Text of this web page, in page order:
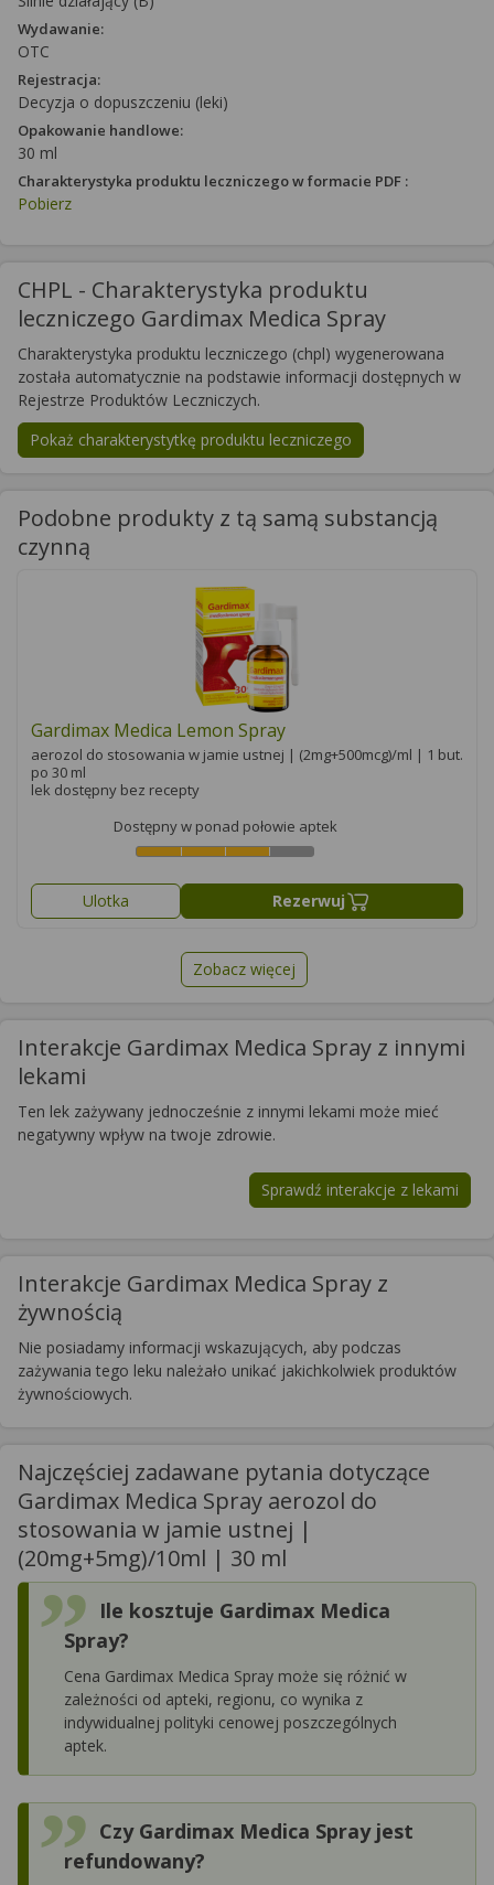
Wydawanie:
OTC
Rejestracja:
Decyzja o dopuszczeniu (leki)
Opakowanie handlowe:
30 ml
Charakterystyka produktu leczniczego w formacie PDF :
Pobierz
CHPL - Charakterystyka produktu
leczniczego Gardimax Medica Spray
Charakterystyka produktu leczniczego (chpl) wygenerowana
została automatycznie na podstawie informacji dostępnych w
Rejestrze Produktów Leczniczych.
Pokaż charakterystytkę produktu leczniczego
Podobne produkty z tą samą substancją
czynną
Gardimax Medica Lemon Spray
aerozol do stosowania w jamie ustnej | (2mg+500mcg)/ml | 1 but.
po 30 ml
lek dostępny bez recepty
Dostępny w ponad połowie aptek
Ulotka Rezerwuj
Zobacz więcej
Interakcje Gardimax Medica Spray z innymi
lekami
Ten lek zażywany jednocześnie z innymi lekami może mieć
negatywny wpływ na twoje zdrowie.
Sprawdź interakcje z lekami
Interakcje Gardimax Medica Spray z
żywnością
Nie posiadamy informacji wskazujących, aby podczas
zażywania tego leku należało unikać jakichkolwiek produktów
żywnościowych.
Najczęściej zadawane pytania dotyczące
Gardimax Medica Spray aerozol do
stosowania w jamie ustnej |
(20mg+5mg)/10ml | 30 ml
Ile kosztuje Gardimax Medica
Spray?
Cena Gardimax Medica Spray może się różnić w
zależności od apteki, regionu, co wynika z
indywidualnej polityki cenowej poszczególnych
aptek.
Czy Gardimax Medica Spray jest
refundowany?